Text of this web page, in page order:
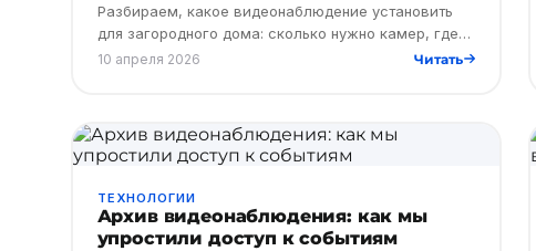
Разбираем, какое видеонаблюдение установить
для загородного дома: сколько нужно камер, где
их разместить, как настроить систему и выбрать
10 апреля 2026 Читать
ТЕХНОЛОГИИ
Архив видеонаблюдения: как мы
упростили доступ к событиям